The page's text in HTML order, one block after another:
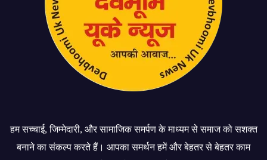
हम सच्चाई, जिम्मेदारी, और सामाजिक समर्पण के माध्यम से समाज को सशक्त
बनाने का संकल्प करते हैं। आपका समर्थन हमें और बेहतर से बेहतर काम